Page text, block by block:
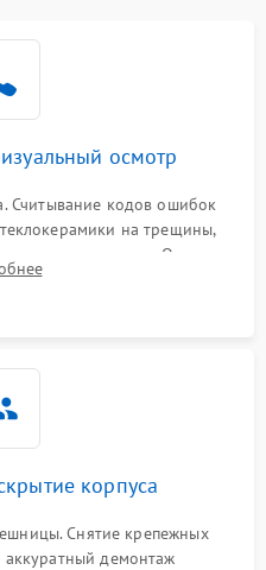
осмотр
Считывание кодов ошибок
на трещины,
нагрева. Опрос
не видит посуду,
корпуса
Снятие крепежных
демонтаж